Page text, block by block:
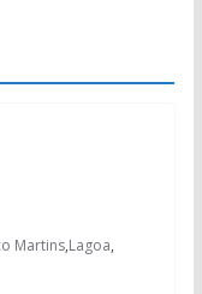
Martins,Lagoa,